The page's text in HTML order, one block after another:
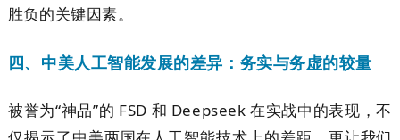
胜负的关键因素。
四、中美人工智能发展的差异：务实与务虚的较量
被誉为“神品”的 FSD 和 Deepseek 在实战中的表现，不